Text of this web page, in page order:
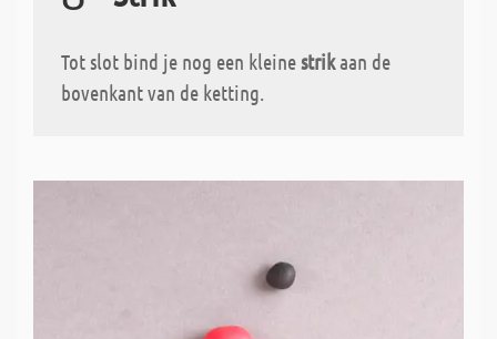
Tot slot bind je nog een kleine strikaan de
bovenkant van de ketting.